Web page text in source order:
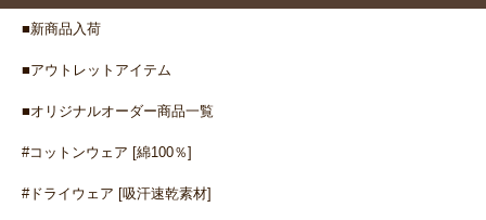
■新商品入荷
■アウトレットアイテム
■オリジナルオーダー商品一覧
#コットンウェア [綿100％]
#ドライウェア [吸汗速乾素材]